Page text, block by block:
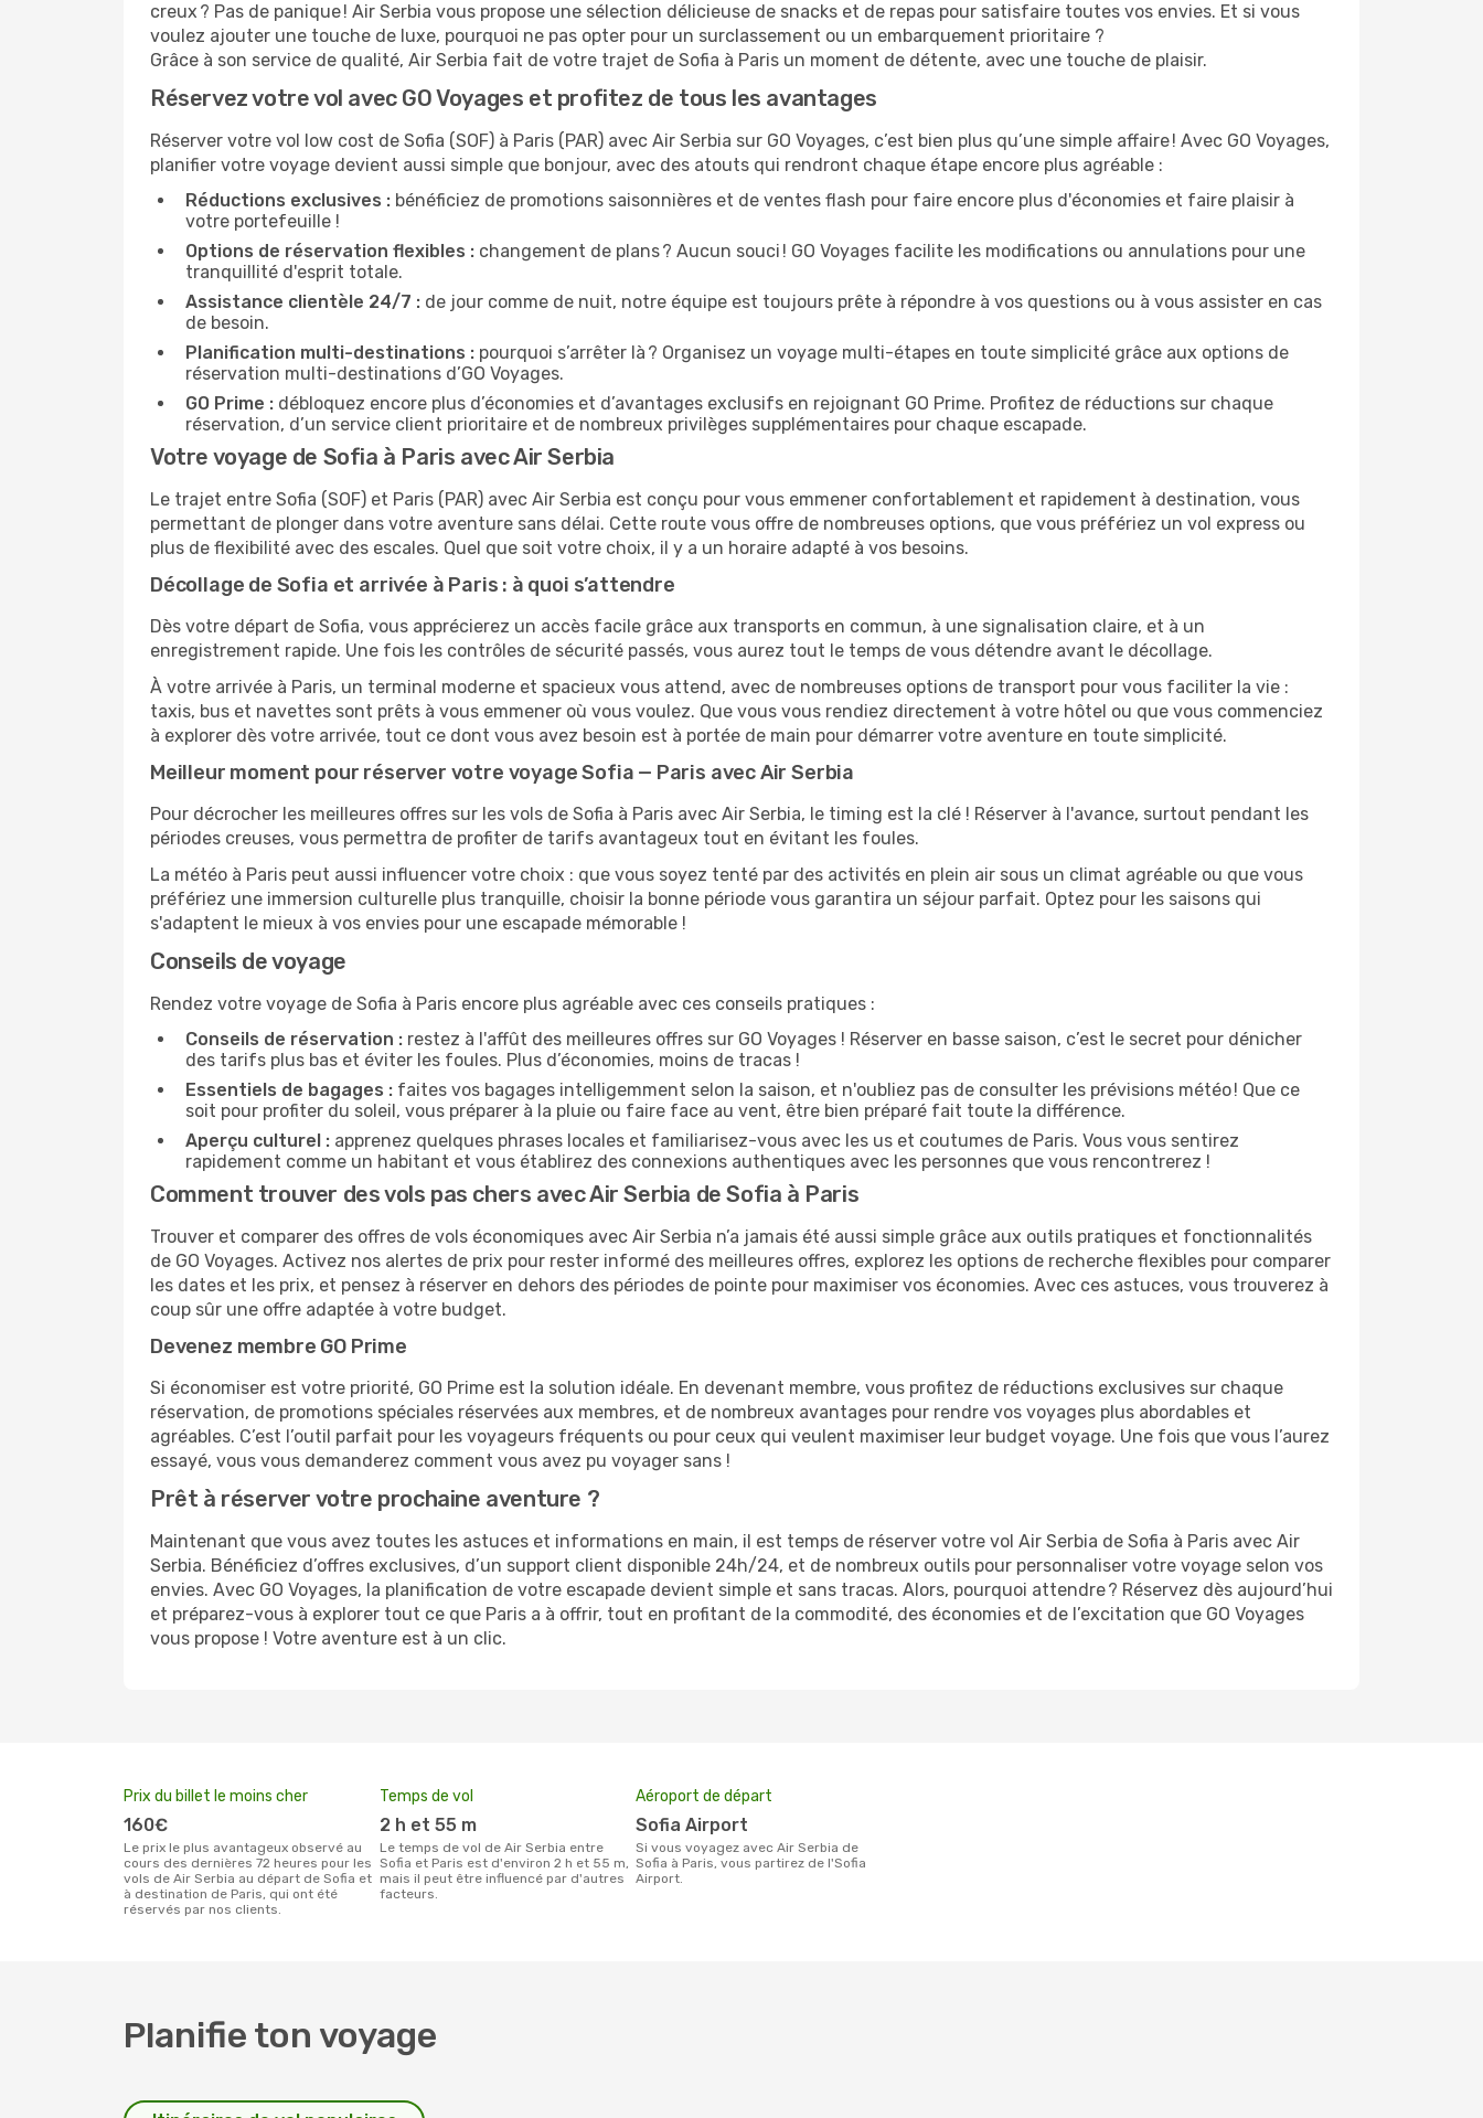
creux ? Pas de panique ! Air Serbia vous propose une sélection délicieuse de snacks et de repas pour satisfaire toutes vos envies. Et si vous
voulez ajouter une touche de luxe, pourquoi ne pas opter pour un surclassement ou un embarquement prioritaire ?
Grâce à son service de qualité, Air Serbia fait de votre trajet de Sofia à Paris un moment de détente, avec une touche de plaisir.
Réservez votre vol avec GO Voyages et profitez de tous les avantages
Réserver votre vol low cost de Sofia (SOF) à Paris (PAR) avec Air Serbia sur GO Voyages, c’est bien plus qu’une simple affaire ! Avec GO Voyages,
planifier votre voyage devient aussi simple que bonjour, avec des atouts qui rendront chaque étape encore plus agréable :
Réductions exclusives : bénéficiez de promotions saisonnières et de ventes flash pour faire encore plus d'économies et faire plaisir à
votre portefeuille !
Options de réservation flexibles : changement de plans ? Aucun souci ! GO Voyages facilite les modifications ou annulations pour une
tranquillité d'esprit totale.
Assistance clientèle 24/7 : de jour comme de nuit, notre équipe est toujours prête à répondre à vos questions ou à vous assister en cas
de besoin.
Planification multi-destinations : pourquoi s’arrêter là ? Organisez un voyage multi-étapes en toute simplicité grâce aux options de
réservation multi-destinations d’GO Voyages.
GO Prime : débloquez encore plus d’économies et d’avantages exclusifs en rejoignant GO Prime. Profitez de réductions sur chaque
réservation, d’un service client prioritaire et de nombreux privilèges supplémentaires pour chaque escapade.
Votre voyage de Sofia à Paris avec Air Serbia
Le trajet entre Sofia (SOF) et Paris (PAR) avec Air Serbia est conçu pour vous emmener confortablement et rapidement à destination, vous
permettant de plonger dans votre aventure sans délai. Cette route vous offre de nombreuses options, que vous préfériez un vol express ou
plus de flexibilité avec des escales. Quel que soit votre choix, il y a un horaire adapté à vos besoins.
Décollage de Sofia et arrivée à Paris : à quoi s’attendre
Dès votre départ de Sofia, vous apprécierez un accès facile grâce aux transports en commun, à une signalisation claire, et à un
enregistrement rapide. Une fois les contrôles de sécurité passés, vous aurez tout le temps de vous détendre avant le décollage.
À votre arrivée à Paris, un terminal moderne et spacieux vous attend, avec de nombreuses options de transport pour vous faciliter la vie :
taxis, bus et navettes sont prêts à vous emmener où vous voulez. Que vous vous rendiez directement à votre hôtel ou que vous commenciez
à explorer dès votre arrivée, tout ce dont vous avez besoin est à portée de main pour démarrer votre aventure en toute simplicité.
Meilleur moment pour réserver votre voyage Sofia — Paris avec Air Serbia
Pour décrocher les meilleures offres sur les vols de Sofia à Paris avec Air Serbia, le timing est la clé ! Réserver à l'avance, surtout pendant les
périodes creuses, vous permettra de profiter de tarifs avantageux tout en évitant les foules.
La météo à Paris peut aussi influencer votre choix : que vous soyez tenté par des activités en plein air sous un climat agréable ou que vous
préfériez une immersion culturelle plus tranquille, choisir la bonne période vous garantira un séjour parfait. Optez pour les saisons qui
s'adaptent le mieux à vos envies pour une escapade mémorable !
Conseils de voyage
Rendez votre voyage de Sofia à Paris encore plus agréable avec ces conseils pratiques :
Conseils de réservation : restez à l'affût des meilleures offres sur GO Voyages ! Réserver en basse saison, c’est le secret pour dénicher
des tarifs plus bas et éviter les foules. Plus d’économies, moins de tracas !
Essentiels de bagages : faites vos bagages intelligemment selon la saison, et n'oubliez pas de consulter les prévisions météo ! Que ce
soit pour profiter du soleil, vous préparer à la pluie ou faire face au vent, être bien préparé fait toute la différence.
Aperçu culturel : apprenez quelques phrases locales et familiarisez-vous avec les us et coutumes de Paris. Vous vous sentirez
rapidement comme un habitant et vous établirez des connexions authentiques avec les personnes que vous rencontrerez !
Comment trouver des vols pas chers avec Air Serbia de Sofia à Paris
Trouver et comparer des offres de vols économiques avec Air Serbia n’a jamais été aussi simple grâce aux outils pratiques et fonctionnalités
de GO Voyages. Activez nos alertes de prix pour rester informé des meilleures offres, explorez les options de recherche flexibles pour comparer
les dates et les prix, et pensez à réserver en dehors des périodes de pointe pour maximiser vos économies. Avec ces astuces, vous trouverez à
coup sûr une offre adaptée à votre budget.
Devenez membre GO Prime
Si économiser est votre priorité, GO Prime est la solution idéale. En devenant membre, vous profitez de réductions exclusives sur chaque
réservation, de promotions spéciales réservées aux membres, et de nombreux avantages pour rendre vos voyages plus abordables et
agréables. C’est l’outil parfait pour les voyageurs fréquents ou pour ceux qui veulent maximiser leur budget voyage. Une fois que vous l’aurez
essayé, vous vous demanderez comment vous avez pu voyager sans !
Prêt à réserver votre prochaine aventure ?
Maintenant que vous avez toutes les astuces et informations en main, il est temps de réserver votre vol Air Serbia de Sofia à Paris avec Air
Serbia. Bénéficiez d’offres exclusives, d’un support client disponible 24h/24, et de nombreux outils pour personnaliser votre voyage selon vos
envies. Avec GO Voyages, la planification de votre escapade devient simple et sans tracas. Alors, pourquoi attendre ? Réservez dès aujourd’hui
et préparez-vous à explorer tout ce que Paris a à offrir, tout en profitant de la commodité, des économies et de l’excitation que GO Voyages
vous propose ! Votre aventure est à un clic.
Prix du billet le moins cher
160€
Le prix le plus avantageux observé au
cours des dernières 72 heures pour les
vols de Air Serbia au départ de Sofia et
à destination de Paris, qui ont été
réservés par nos clients.
Temps de vol
2 h et 55 m
Le temps de vol de Air Serbia entre
Sofia et Paris est d'environ 2 h et 55 m,
mais il peut être influencé par d'autres
facteurs.
Aéroport de départ
Sofia Airport
Si vous voyagez avec Air Serbia de
Sofia à Paris, vous partirez de l'Sofia
Airport.
Planifie ton voyage